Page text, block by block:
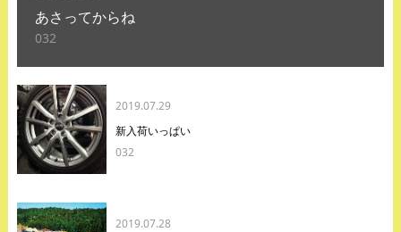
あさってからね
032
2019.07.29
新入荷いっぱい
032
2019.07.28